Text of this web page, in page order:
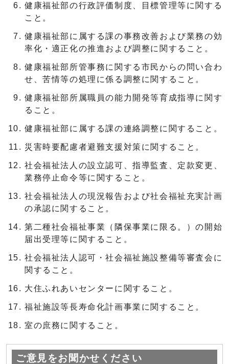
健康福祉部の行政評価制度、目標管理等に関する
こと。
健康福祉部に属する課の事務改善および業務の効
率化・適正化の推進および調整に関すること。
健康福祉部所管事務に関する市民からの問い合わ
せ、苦情等の処理に係る調整に関すること。
健康福祉部所属職員の能力開発等育成指導に関す
ること。
健康福祉部に属する課の連絡調整に関すること。
災害時要配慮者避難支援対策に関すること。
社会福祉法人の設立認可、指導監査、定款変更、
業務停止命令等に関すること。
社会福祉法人の現況報告および社会福祉充実計画
の承認に関すること。
第二種社会福祉事業（隣保事業に限る。）の開始
届出受理等に関すること。
社会福祉法人認可・社会福祉施設整備等審査会に
関すること。
大住ふれあいセンターに関すること。
福祉施設等長寿命化計画事業に関すること。
室の庶務に関すること。
ご意見をお聞かせください